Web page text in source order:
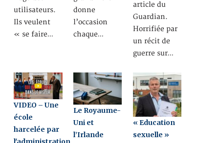
utilisateurs.
Ils veulent
« se faire…
donne
l’occasion
chaque…
article du
Guardian.
Horrifiée par
un récit de
guerre sur…
VIDEO – Une
école
harcelée par
Le Royaume-
Uni et
l’Irlande
« Education
sexuelle »